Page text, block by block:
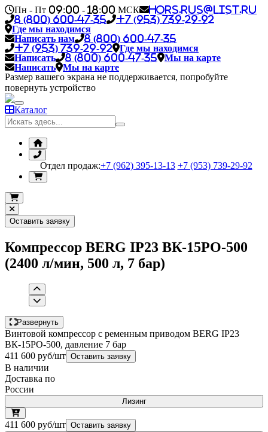
Пн - Пт 09:00 - 18:00 МСК
hors.rus@list.ru
8 (800) 600-47-35
+7 (953) 739-29-92
Где мы находимся
Написать нам
8 (800) 600-47-35
+7 (953) 739-29-92
Где мы находимся
Написать
8 (800) 600-47-35
Мы на карте
Написать
Мы на карте
Размер вашего экрана не поддерживается, попробуйте
повернуть устройство
Каталог
Отдел продаж:+7 (962) 395-13-13 +7 (953) 739-29-92
Оставить заявку
Компрессор BERG IP23 ВК-15РО-500
(2400 л/мин, 500 л, 7 бар)
Развернуть
Винтовой компрессор с ременным приводом BERG IP23
ВК-15РО-500, давление 7 бар
411 600 руб/шт Оставить заявку
В наличии
Доставка по
России
Лизинг
411 600 руб/шт Оставить заявку